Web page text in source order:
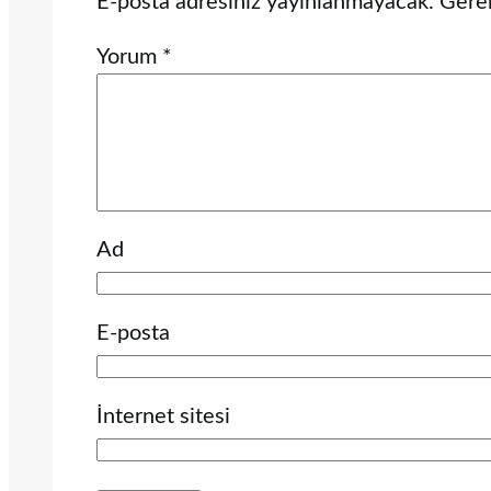
Yorum *
Ad
E-posta
İnternet sitesi